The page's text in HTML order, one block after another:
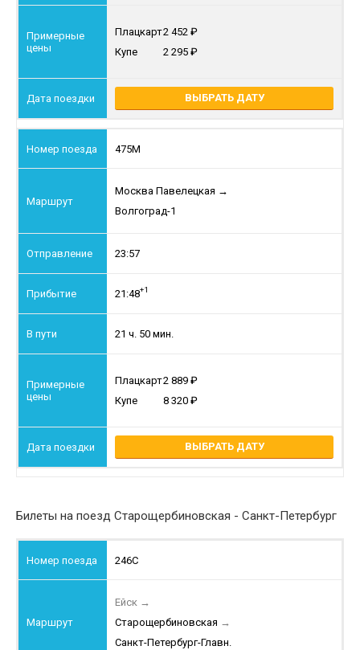
Плацкарт2 452
Купе
2 295
ВЫБРАТЬ ДАТУ
475М
Москва Павелецкая →
Волгоград-1
23:57
21:48+1
21 ч. 50 мин.
Плацкарт2 889
Купе
8 320
ВЫБРАТЬ ДАТУ
Билеты на поезд Старощербиновская - Санкт-Петербург
246С
Ейск →
Старощербиновская →
Санкт-Петербург-Главн.